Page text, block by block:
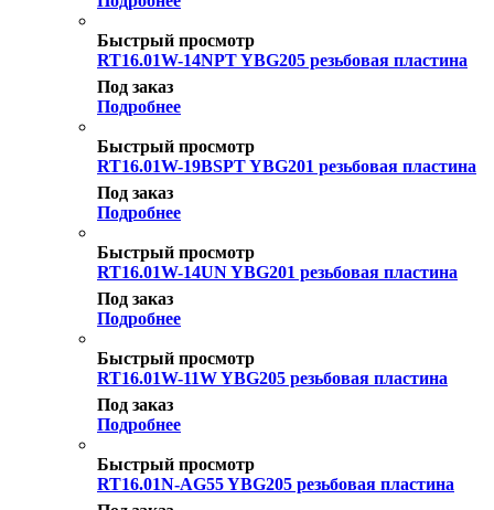
Быстрый просмотр
RT16.01W-14NPT YBG205 резьбовая пластина
Под заказ
Подробнее
Быстрый просмотр
RT16.01W-19BSPT YBG201 резьбовая пластина
Под заказ
Подробнее
Быстрый просмотр
RT16.01W-14UN YBG201 резьбовая пластина
Под заказ
Подробнее
Быстрый просмотр
RT16.01W-11W YBG205 резьбовая пластина
Под заказ
Подробнее
Быстрый просмотр
RT16.01N-AG55 YBG205 резьбовая пластина